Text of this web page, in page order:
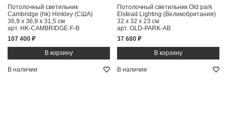
Потолочный светильник
Cambridge (hk) Hinkley (США)
36,9 x 36,9 x 31,5 см
арт. HK-CAMBRIDGE-F-B
107 400 ₽
Потолочный светильник Old park
Elstead Lighting (Великобритания)
32 x 32 x 23 см
арт. OLD-PARK-AB
37 680 ₽
В наличии В наличии